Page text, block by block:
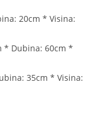
20cm * Visina:
* Dubina: 60cm *
35cm * Visina: